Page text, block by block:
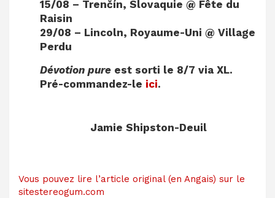
15/08 – Trenčín, Slovaquie @ Fête du
Raisin
29/08 – Lincoln, Royaume-Uni @ Village
Perdu
Dévotion pure est sorti le 8/7 via XL.
Pré-commandez-le ici.
Jamie Shipston-Deuil
Vous pouvez lire l’article original (en Angais) sur le
sitestereogum.com